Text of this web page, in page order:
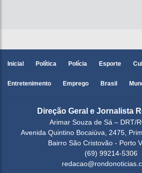
Inicial Política Polícia Esporte
Entretenimento Emprego Brasil
Direção Geral e Jornalista
Arimar Souza de Sá – DRT/
Avenida Quintino Bocaiúva, 2475,
Bairro São Cristovão - Porto
(69) 99214-5306